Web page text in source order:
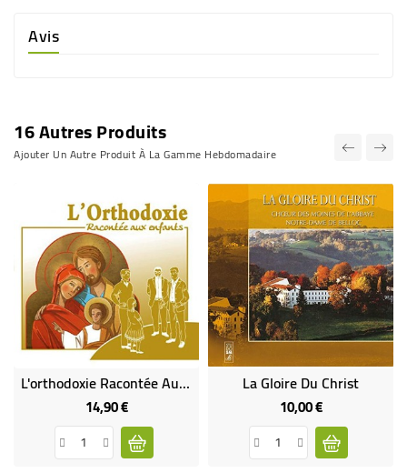
Avis
16 Autres Produits
Ajouter Un Autre Produit À La Gamme Hebdomadaire
L'orthodoxie Racontée Aux Enfants
14,90 €Prix
La Gloire Du Christ
10,00 €Prix